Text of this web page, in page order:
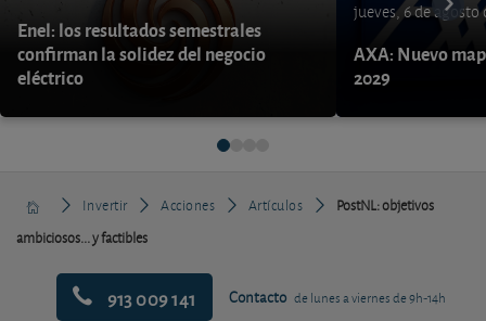
Enel: los resultados semestrales
confirman la solidez del negocio
eléctrico
jueves, 6 de agosto
AXA: Nuevo
2029
Invertir Acciones Artículos
PostNL: objetivos
ambiciosos... y factibles
913 009 141 Contacto de lunes a viernes de 9h-14h